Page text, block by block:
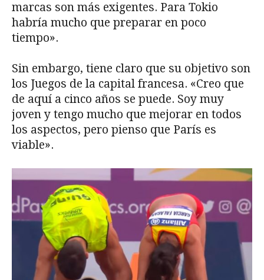
marcas son más exigentes. Para Tokio
habría mucho que preparar en poco
tiempo».
Sin embargo, tiene claro que su objetivo son
los Juegos de la capital francesa. «Creo que
de aquí a cinco años se puede. Soy muy
joven y tengo mucho que mejorar en todos
los aspectos, pero pienso que París es
viable».